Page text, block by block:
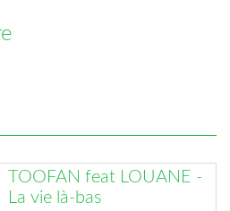
TOOFAN feat LOUANE -
La vie là-bas